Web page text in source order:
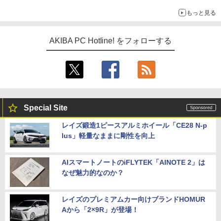
もっと見る
AKIBA PC Hotline! をフォローする
Special Site
レイズ鍛造1ピースアルミホイール「CE28 N-p
lus」軽量なままに剛性を向上
AIスマートノートのiFLYTEK「AINOTE 2」は
なぜ魅力的なのか？
レイズのプレミアムカー向けブランドHOMUR
Aから「2×9R」が登場！